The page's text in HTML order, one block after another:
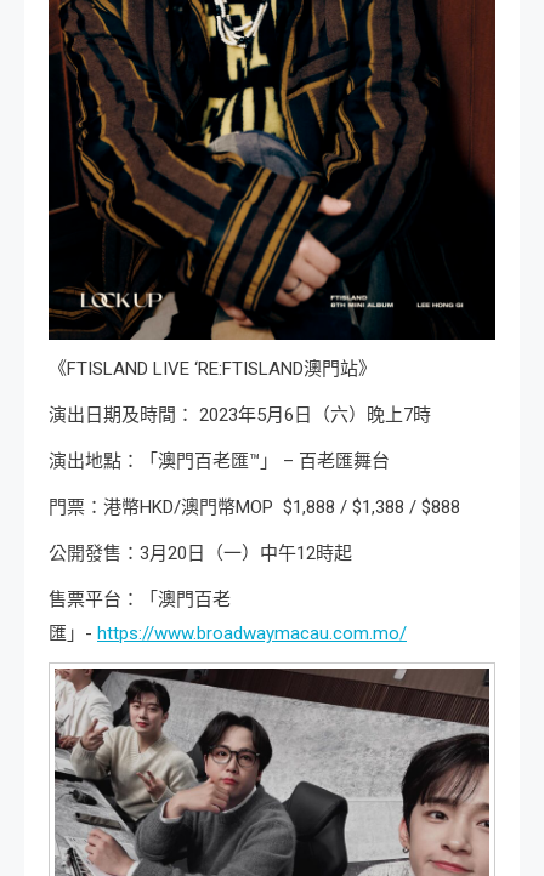
《FTISLAND LIVE ‘RE:FTISLAND澳門站》
演出日期及時間： 2023年5月6日（六）晚上7時
演出地點：「澳門百老匯™」 – 百老匯舞台
門票：港幣HKD/澳門幣MOP $1,888 / $1,388 / $888
公開發售：3月20日（一）中午12時起
售票平台：「澳門百老
匯」- https://www.broadwaymacau.com.mo/